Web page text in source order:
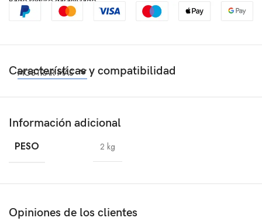
Características y compatibilidad
MOSTRAR MÁS
Información adicional
PESO 2 kg
Opiniones de los clientes